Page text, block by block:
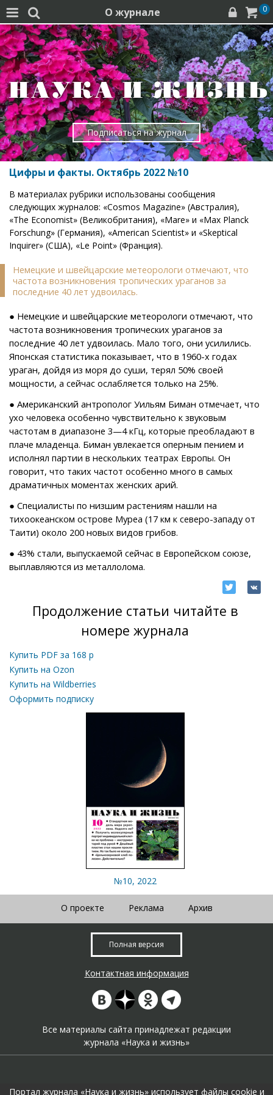
  О журнале   0
Подписаться на журнал
Цифры и факты. Октябрь 2022 №10
В материалах рубрики использованы сообщения
следующих журналов: «Cosmos Magazine» (Австралия),
«The Economist» (Великобритания), «Mare» и «Max Planck
Forschung» (Германия), «American Scientist» и «Skeptical
Inquirer» (США), «Le Point» (Франция).
Немецкие и швейцарские метеорологи отмечают, что
частота возникновения тропических ураганов за
последние 40 лет удвоилась.
● Немецкие и швейцарские метеорологи отмечают, что
частота возникновения тропических ураганов за
последние 40 лет удвоилась. Мало того, они усилились.
Японская статистика показывает, что в 1960-х годах
ураган, дойдя из моря до суши, терял 50% своей
мощности, а сейчас ослабляется только на 25%.
● Американский антрополог Уильям Биман отмечает, что
ухо человека особенно чувствительно к звуковым
частотам в диапазоне 3—4 кГц, которые преобладают в
плаче младенца. Биман увлекается оперным пением и
исполнял партии в нескольких театрах Европы. Он
говорит, что таких частот особенно много в самых
драматичных моментах женских арий.
● Специалисты по низшим растениям нашли на
тихоокеанском острове Муреа (17 км к северо-западу от
Таити) около 200 новых видов грибов.
● 43% стали, выпускаемой сейчас в Европейском союзе,
выплавляются из металлолома.
Продолжение статьи читайте в
номере журнала
Купить PDF за 168 р
Купить на Ozon
Купить на Wildberries
Оформить подписку
№10, 2022
О проекте Реклама Архив
Полная версия
Контактная информация
Все материалы сайта принадлежат редакции
журнала «Наука и жизнь»
Портал журнала «Наука и жизнь» использует файлы cookie и